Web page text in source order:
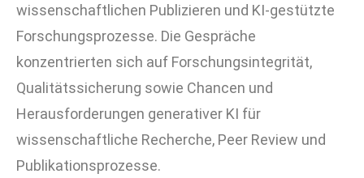
wissenschaftlichen Publizieren und KI-gestützte
Forschungsprozesse. Die Gespräche
konzentrierten sich auf Forschungsintegrität,
Qualitätssicherung sowie Chancen und
Herausforderungen generativer KI für
wissenschaftliche Recherche, Peer Review und
Publikationsprozesse.